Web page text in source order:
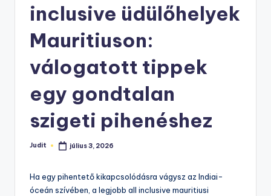
inclusive üdülőhelyek
Mauritiuson:
válogatott tippek
egy gondtalan
szigeti pihenéshez
Posted
Judit július 3, 2026
Ha egy pihentető kikapcsolódásra vágysz az Indiai-
óceán szívében, a legjobb all inclusive mauritiusi